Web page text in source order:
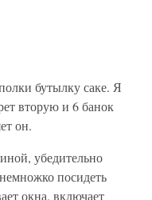
бутылку саке. Я
вторую и 6 банок
он.
убедительно
посидеть
окна, включает